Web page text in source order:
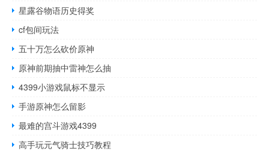
星露谷物语历史得奖
cf包间玩法
五十万怎么砍价原神
原神前期抽中雷神怎么抽
4399小游戏鼠标不显示
手游原神怎么留影
最难的宫斗游戏4399
高手玩元气骑士技巧教程